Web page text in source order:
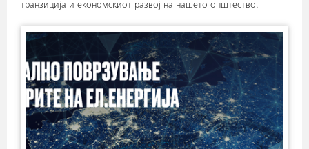
транзиција и економскиот развој на нашето општество.